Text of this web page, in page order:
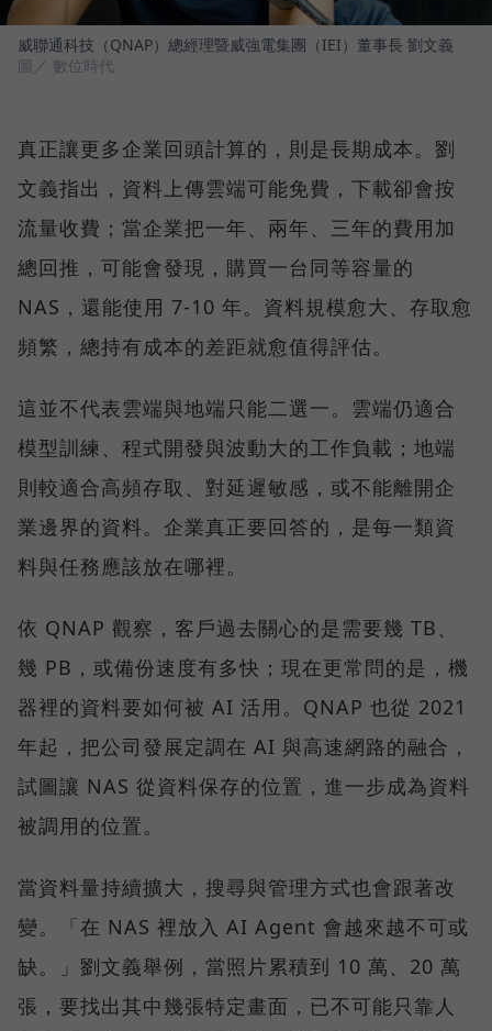
威聯通科技（QNAP）總經理暨威強電集團（IEI）董事長 劉文義
圖／ 數位時代
真正讓更多企業回頭計算的，則是長期成本。劉
文義指出，資料上傳雲端可能免費，下載卻會按
流量收費；當企業把一年、兩年、三年的費用加
總回推，可能會發現，購買一台同等容量的
NAS，還能使用 7-10 年。資料規模愈大、存取愈
頻繁，總持有成本的差距就愈值得評估。
這並不代表雲端與地端只能二選一。雲端仍適合
模型訓練、程式開發與波動大的工作負載；地端
則較適合高頻存取、對延遲敏感，或不能離開企
業邊界的資料。企業真正要回答的，是每一類資
料與任務應該放在哪裡。
依 QNAP 觀察，客戶過去關心的是需要幾 TB、
幾 PB，或備份速度有多快；現在更常問的是，機
器裡的資料要如何被 AI 活用。QNAP 也從 2021
年起，把公司發展定調在 AI 與高速網路的融合，
試圖讓 NAS 從資料保存的位置，進一步成為資料
被調用的位置。
當資料量持續擴大，搜尋與管理方式也會跟著改
變。「在 NAS 裡放入 AI Agent 會越來越不可或
缺。」劉文義舉例，當照片累積到 10 萬、20 萬
張，要找出其中幾張特定畫面，已不可能只靠人